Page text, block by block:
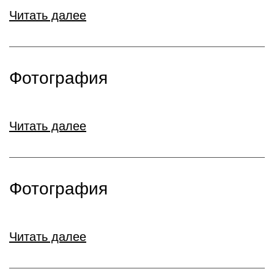
Читать далее
Фотография
Читать далее
Фотография
Читать далее